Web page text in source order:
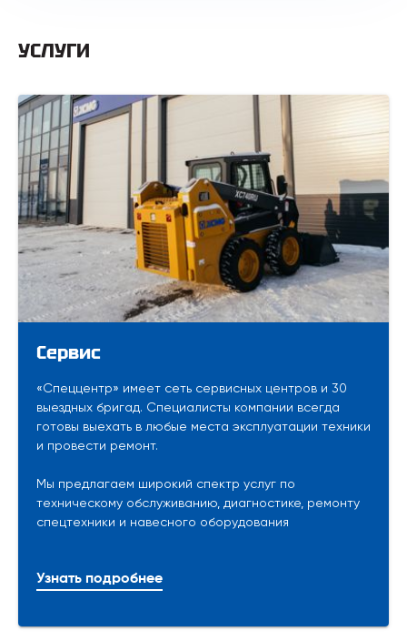
УСЛУГИ
Сервис
«Спеццентр» имеет сеть сервисных центров и 30
выездных бригад. Специалисты компании всегда
готовы выехать в любые места эксплуатации техники
и провести ремонт.
Мы предлагаем широкий спектр услуг по
техническому обслуживанию, диагностике, ремонту
спецтехники и навесного оборудования
Узнать подробнее